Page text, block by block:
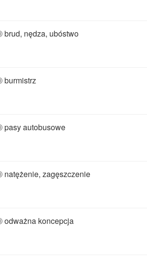
brud, nędza, ubóstwo
burmistrz
pasy autobusowe
natężenie, zagęszczenie
odważna koncepcja